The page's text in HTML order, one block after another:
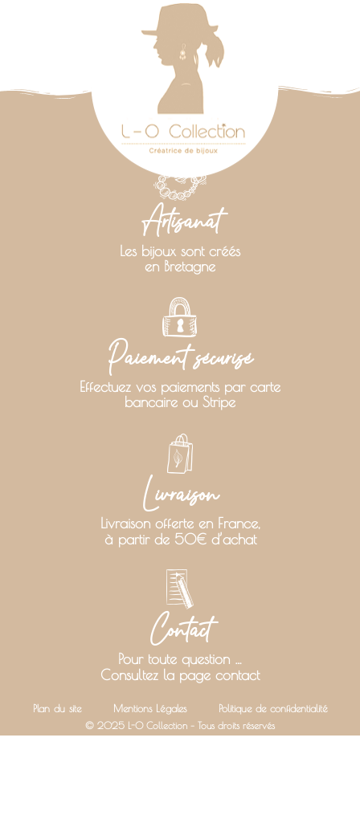
Artisanat
Les bijoux sont créés
en Bretagne
Paiement sécurisé
Effectuez vos paiements par carte
bancaire ou Stripe
Livraison
Livraison offerte en France,
à partir de 50€ d’achat
Contact
Pour toute question …
Consultez la page contact
Plan du site Mentions Légales Politique de confidentialité
© 2025 L-O Collection – Tous droits réservés